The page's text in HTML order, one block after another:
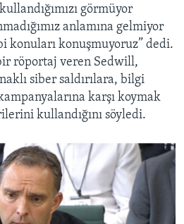
görmüyor
anlamına gelmiyor
konuları konuşmuyoruz” dedi.
röportaj veren Sedwill,
siber saldırılara, bilgi
karşı koymak
kullandığını söyledi.